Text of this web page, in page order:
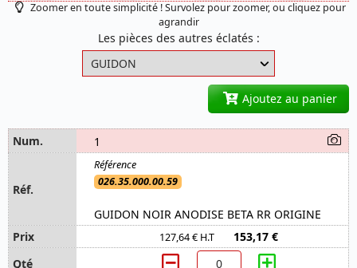
Zoomer en toute simplicité ! Survolez pour zoomer, ou cliquez pour
agrandir
Les pièces des autres éclatés :
Ajoutez au panier
1
026.35.000.00.59
GUIDON NOIR ANODISE BETA RR ORIGINE
127,64 € H.T 153,17 €